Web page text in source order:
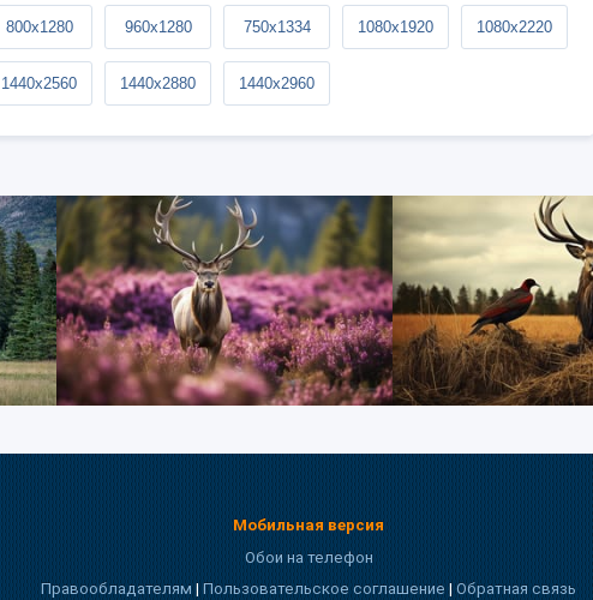
800x1280 960x1280 750x1334 1080x1920 1080x2220
1440x2560 1440x2880 1440x2960
Мобильная версия
Обои на телефон
Правообладателям|Пользовательское соглашение|Обратная связь